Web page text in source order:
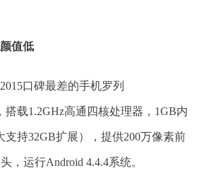
值低
搭载1.2GHz高通四核处理器，1GB内
支持32GB扩展），提供200万像素前
，运行Android 4.4.4系统。